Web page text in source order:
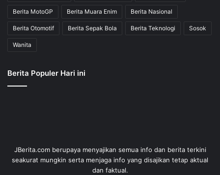
Berita MotoGP Berita Muara Enim Berita Nasional
Berita Otomotif Berita Sepak Bola Berita Teknologi Sosok
Wanita
Berita Populer Hari ini
JBerita.com berupaya menyajikan semua info dan berita terkini
seakurat mungkin serta menjaga info yang disajikan tetap aktual
dan faktual.